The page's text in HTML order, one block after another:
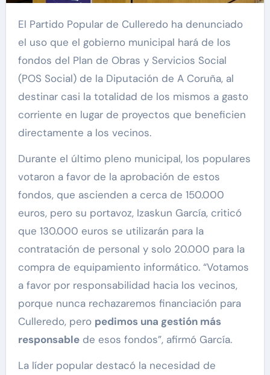
El Partido Popular de Culleredo ha denunciado
el uso que el gobierno municipal hará de los
fondos del Plan de Obras y Servicios Social
(POS Social) de la Diputación de A Coruña, al
destinar casi la totalidad de los mismos a gasto
corriente en lugar de proyectos que beneficien
directamente a los vecinos.
Durante el último pleno municipal, los populares
votaron a favor de la aprobación de estos
fondos, que ascienden a cerca de 150.000
euros, pero su portavoz, Izaskun García, criticó
que 130.000 euros se utilizarán para la
contratación de personal y solo 20.000 para la
compra de equipamiento informático. “Votamos
a favor por responsabilidad hacia los vecinos,
porque nunca rechazaremos financiación para
Culleredo, pero pedimos una gestión más
responsablede esos fondos”, afirmó García.
La líder popular destacó la necesidad de